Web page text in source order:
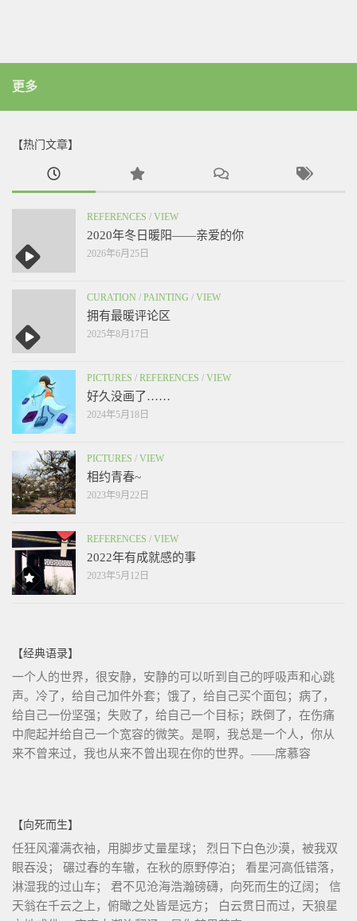
更多
【热门文章】
REFERENCES / VIEW
2020年冬日暖阳——亲爱的你
2026年6月25日
CURATION / PAINTING / VIEW
拥有最暖评论区
2025年8月17日
PICTURES / REFERENCES / VIEW
好久没画了……
2024年5月18日
PICTURES / VIEW
相约青春~
2023年9月22日
REFERENCES / VIEW
2022年有成就感的事
2023年5月12日
【经典语录】
一个人的世界，很安静，安静的可以听到自己的呼吸声和心跳
声。冷了，给自己加件外套；饿了，给自己买个面包；病了，
给自己一份坚强；失败了，给自己一个目标；跌倒了，在伤痛
中爬起并给自己一个宽容的微笑。是啊，我总是一个人，你从
来不曾来过，我也从来不曾出现在你的世界。——席慕容
【向死而生】
任狂风灌满衣袖，用脚步丈量星球； 烈日下白色沙漠，被我双
眼吞没； 碾过春的车辙，在秋的原野停泊； 看星河高低错落，
淋湿我的过山车； 君不见沧海浩瀚磅礴，向死而生的辽阔； 信
天翁在千云之上，俯瞰之处皆是远方； 白云贯日而过，天狼星